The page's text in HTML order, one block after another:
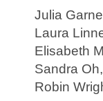
Julia
Laura
Elisabeth
Sandra Oh,
Robin